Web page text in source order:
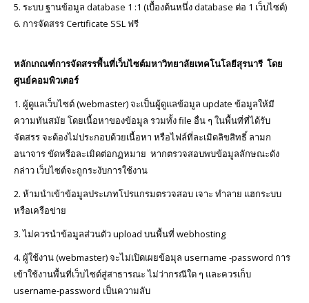
5. ระบบ ฐานข้อมูล database 1 :1 (เบื้องต้นหนึ่ง database ต่อ 1 เว็บไซต์)
6. การจัดสรร Certificate SSL ฟรี
หลักเกณฑ์การจัดสรรพื้นที่เว็บไซต์มหาวิทยาลัยเทคโนโลยีสุรนารี โดย
ศูนย์คอมพิวเตอร์
1. ผู้ดูแลเว็บไซต์ (webmaster) จะเป็นผู้ดูแลข้อมูล update ข้อมูลให้มี
ความทันสมัย โดยเนื้อหาของข้อมูล รวมทั้ง file อื่น ๆ ในพื้นที่ที่ได้รับ
จัดสรร จะต้องไม่ประกอบด้วยเนื้อหา หรือไฟล์ที่ละเมิดลิขสิทธิ์ ลามก
อนาจาร ขัดหรือละเมิดต่อกฏหมาย หากตรวจสอบพบข้อมูลลักษณะดัง
กล่าว เว็บไซต์จะถูกระงับการใช้งาน
2. ห้ามนำเข้าข้อมูลประเภทโปรแกรมตรวจสอบ เจาะ ทำลาย แฮกระบบ
หรือเครือข่าย
3. ไม่ควรนำข้อมูลส่วนตัว upload บนพื้นที่ webhosting
4. ผู้ใช้งาน (webmaster) จะไม่เปิดเผยข้อมุล username -password การ
เข้าใช้งานพื้นที่เว็บไซต์สู่สาธารณะ ไม่ว่ากรณีใด ๆ และควรเก็บ
username-password เป็นความลับ